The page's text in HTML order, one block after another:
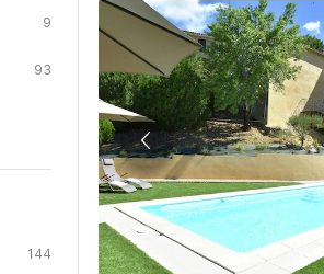
9
93
144